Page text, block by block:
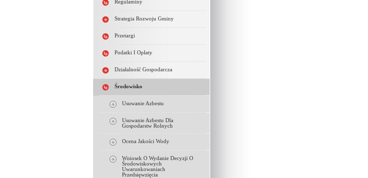
Regulaminy
Strategia Rozwoju Gminy
Przetargi
Podatki I Opłaty
Działalność Gospodarcza
Środowisko
Usuwanie Azbestu
Usuwanie Azbestu Dla
Gospodarstw Rolnych
Ocena Jakości Wody
Wniosek O Wydanie Decyzji O
Środowiskowych
Uwarunkowaniach
Przedsięwzięcia